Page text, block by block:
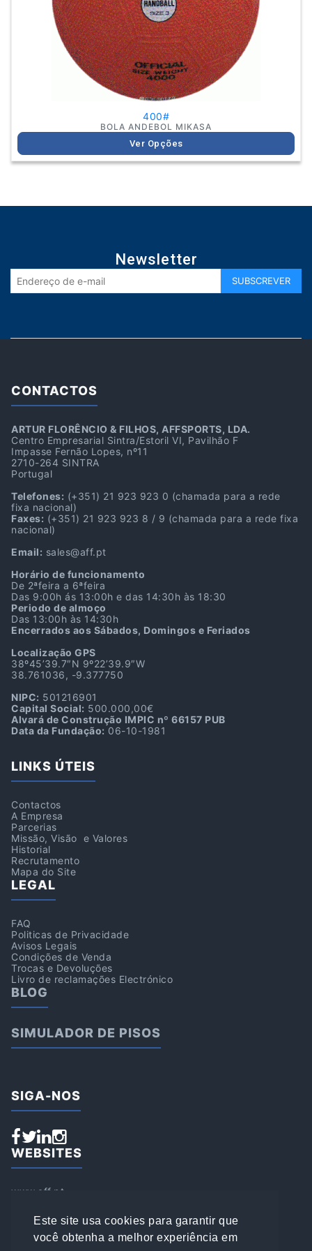
Este site usa cookies para garantir que
você obtenha a melhor experiência em
400#
BOLA ANDEBOL MIKASA
Ver Opções
on
the
product
page
Newsletter
CONTACTOS
ARTUR FLORÊNCIO & FILHOS, AFFSPORTS, LDA.
Centro Empresarial Sintra/Estoril VI, Pavilhão F
Impasse Fernão Lopes, nº11
2710-264 SINTRA
Portugal
Telefones: (+351) 21 923 923 0 (chamada para a rede
fixa nacional)
Faxes: (+351) 21 923 923 8 / 9 (chamada para a rede fixa
nacional)
Email: sales@aff.pt
Horário de funcionamento
De 2ªfeira a 6ªfeira
Das 9:00h ás 13:00h e das 14:30h às 18:30
Periodo de almoço
Das 13:00h às 14:30h
Encerrados aos Sábados, Domingos e Feriados
Localização GPS
38º45’39.7″N 9º22’39.9″W
38.761036, -9.377750
NIPC: 501216901
Capital Social: 500.000,00€
Alvará de Construção IMPIC nº 66157 PUB
Data da Fundação: 06-10-1981
LINKS ÚTEIS
Contactos
A Empresa
Parcerias
Missão, Visão e Valores
Historial
Recrutamento
Mapa do Site
LEGAL
FAQ
Politicas de Privacidade
Avisos Legais
Condições de Venda
Trocas e Devoluções
Livro de reclamações Electrónico
BLOG
SIMULADOR DE PISOS
SIGA-NOS
WEBSITES
www.aff.pt
www.loja.affsports.pt
PESQUISAR